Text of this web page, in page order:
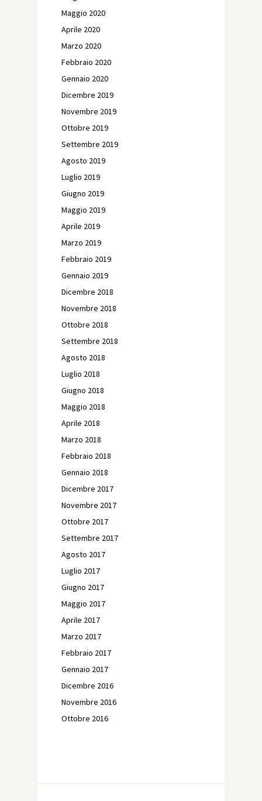
Maggio 2020
Aprile 2020
Marzo 2020
Febbraio 2020
Gennaio 2020
Dicembre 2019
Novembre 2019
Ottobre 2019
Settembre 2019
Agosto 2019
Luglio 2019
Giugno 2019
Maggio 2019
Aprile 2019
Marzo 2019
Febbraio 2019
Gennaio 2019
Dicembre 2018
Novembre 2018
Ottobre 2018
Settembre 2018
Agosto 2018
Luglio 2018
Giugno 2018
Maggio 2018
Aprile 2018
Marzo 2018
Febbraio 2018
Gennaio 2018
Dicembre 2017
Novembre 2017
Ottobre 2017
Settembre 2017
Agosto 2017
Luglio 2017
Giugno 2017
Maggio 2017
Aprile 2017
Marzo 2017
Febbraio 2017
Gennaio 2017
Dicembre 2016
Novembre 2016
Ottobre 2016